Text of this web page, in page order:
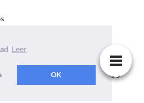
textos para todo el mundo
Leer
OK